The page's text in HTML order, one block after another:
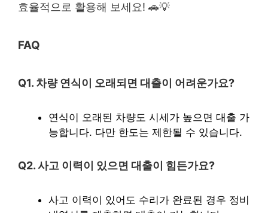
효율적으로 활용해 보세요! 🚗💡
FAQ
Q1. 차량 연식이 오래되면 대출이 어려운가요?
연식이 오래된 차량도 시세가 높으면 대출 가
능합니다. 다만 한도는 제한될 수 있습니다.
Q2. 사고 이력이 있으면 대출이 힘든가요?
사고 이력이 있어도 수리가 완료된 경우 정비